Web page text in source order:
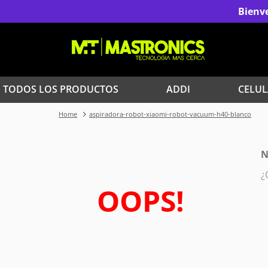
TODOS LOS PRODUCTOS ADDI
aspiradora-robot-xiaomi-robot-vacuum-h40-blanco
OOPS!
Iphone